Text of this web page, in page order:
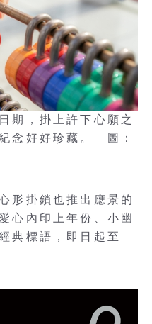
期，掛上許下心願之
念好好珍藏。 圖：
形掛鎖也推出應景的
心內印上年份、小幽
典標語，即日起至